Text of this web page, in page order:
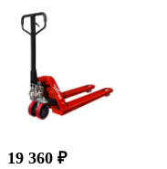
19 360 ₽